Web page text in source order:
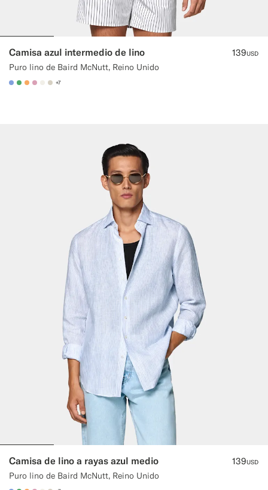
Camisa azul intermedio de lino
Puro lino de Baird McNutt, Reino Unido
139USD
#82A1DC
#50AA6A
#F9AA62
#DAA1B6
#F1EFE8
#D7D1C3
+7
Camisa de lino a rayas azul medio
Puro lino de Baird McNutt, Reino Unido
139USD